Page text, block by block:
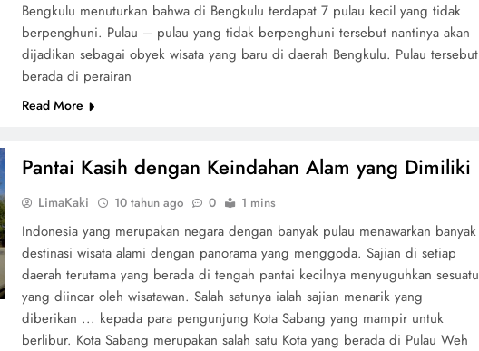
Bengkulu menuturkan bahwa di Bengkulu terdapat 7 pulau kecil yang tidak
berpenghuni. Pulau – pulau yang tidak berpenghuni tersebut nantinya akan
dijadikan sebagai obyek wisata yang baru di daerah Bengkulu. Pulau tersebut
berada di perairan
Read More
Pantai Kasih dengan Keindahan Alam yang Dimiliki
LimaKaki 10 tahun ago 0 1 mins
Indonesia yang merupakan negara dengan banyak pulau menawarkan banyak
destinasi wisata alami dengan panorama yang menggoda. Sajian di setiap
daerah terutama yang berada di tengah pantai kecilnya menyuguhkan sesuatu
yang diincar oleh wisatawan. Salah satunya ialah sajian menarik yang
diberikan ... kepada para pengunjung Kota Sabang yang mampir untuk
berlibur. Kota Sabang merupakan salah satu Kota yang berada di Pulau Weh